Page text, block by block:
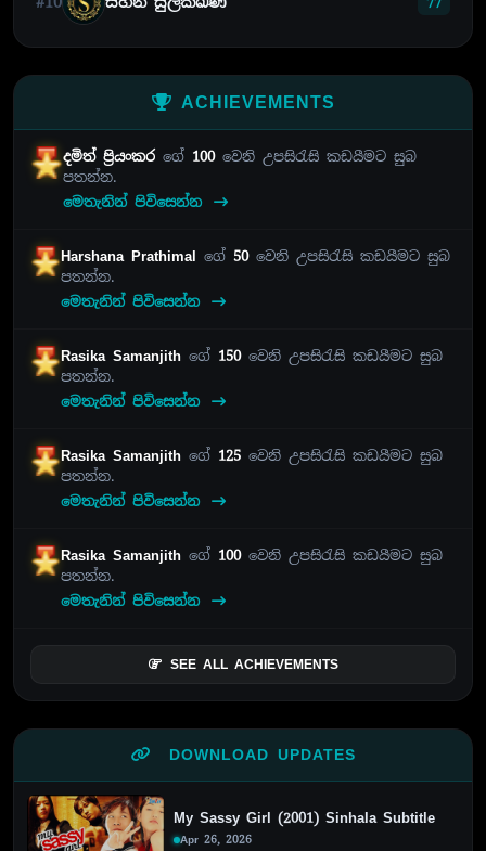
ACHIEVEMENTS
දමිත් ප්‍රියංකරගේ 100වෙනි උපසිරැසි කඩයීමට සුබ
පතන්න.
මෙතැනින් පිවිසෙන්න
Harshana Prathimal ගේ 50වෙනි උපසිරැසි කඩයීමට සුබ
පතන්න.
මෙතැනින් පිවිසෙන්න
Rasika Samanjithගේ 150වෙනි උපසිරැසි කඩයීමට සුබ
පතන්න.
මෙතැනින් පිවිසෙන්න
Rasika Samanjithගේ 125 වෙනි උපසිරැසි කඩයීමට සුබ
පතන්න.
මෙතැනින් පිවිසෙන්න
Rasika Samanjithගේ 100වෙනි උපසිරැසි කඩයීමට සුබ
පතන්න.
මෙතැනින් පිවිසෙන්න
SEE ALL ACHIEVEMENTS
DOWNLOAD UPDATES
My Sassy Girl (2001) Sinhala Subtitle
Apr 26, 2026